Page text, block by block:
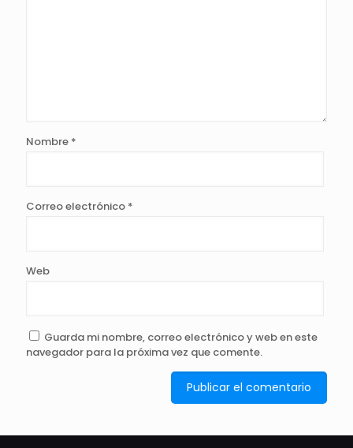
Nombre *
Correo electrónico *
Web
Guarda mi nombre, correo electrónico y web en este
navegador para la próxima vez que comente.